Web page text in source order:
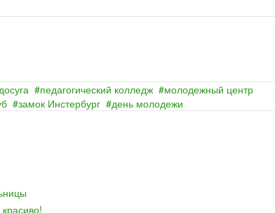
педагогический колледж
молодежный центр
замок Инстербург день молодежи